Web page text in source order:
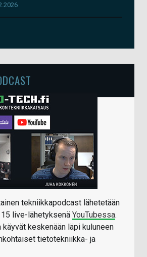
tekniikkapodcast lähetetään
live-lähetyksenä YouTubessa.
käyvät keskenään läpi kuluneen
tietotekniikka- ja